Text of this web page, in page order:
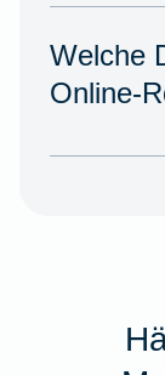
Welche
Online-